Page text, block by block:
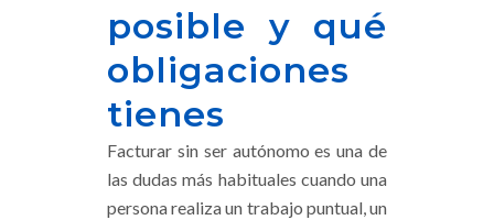
posible y qué
obligaciones
tienes
Facturar sin ser autónomo es una de
las dudas más habituales cuando una
persona realiza un trabajo puntual, un